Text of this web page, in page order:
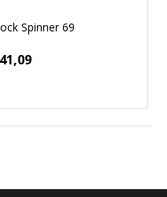
Spinner 69